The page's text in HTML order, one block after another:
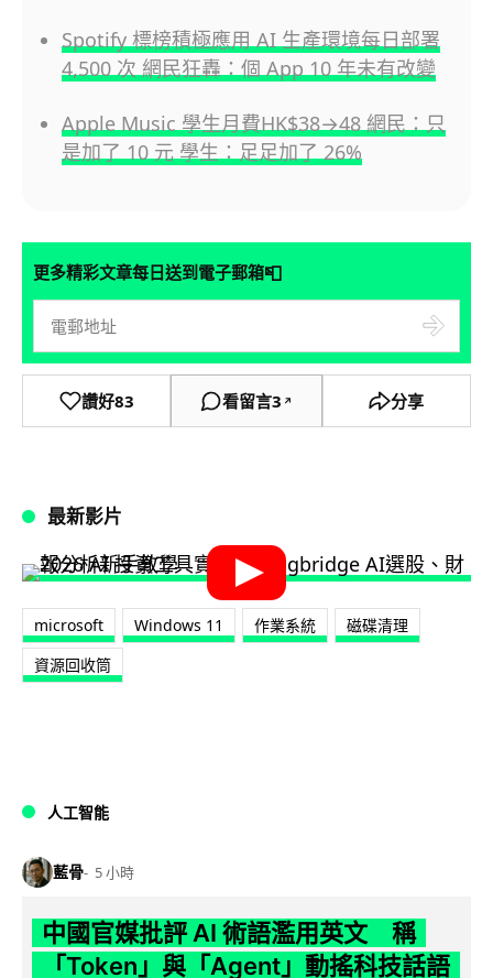
Spotify 標榜積極應用 AI 生產環境每日部署
4,500 次 網民狂轟：個 App 10 年未有改變
Apple Music 學生月費HK$38→48 網民：只
是加了 10 元 學生：足足加了 26%
更多精彩文章每日送到電子郵箱📮
讚好83 看留言3 ↗ 分享
最新影片
microsoft Windows 11 作業系統
磁碟清理
資源回收筒
人工智能
藍骨 5 小時
中國官媒批評 AI 術語濫用英文 稱
「Token」與「Agent」動搖科技話語